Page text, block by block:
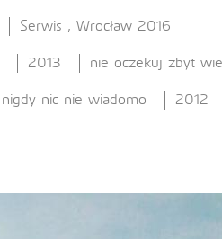
Serwis , Wrocław 2016
2013 nie oczekuj zbyt
nigdy nic nie wiadomo 2012